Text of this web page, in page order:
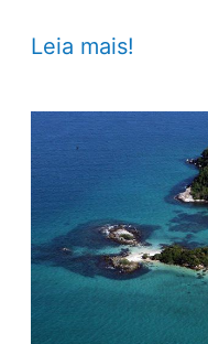
Paradisíaca,
Lopes
Mendes
atrai
turistas
na
Ilha
Grande
Leia mais!